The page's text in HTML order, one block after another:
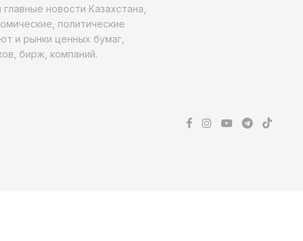
новости Казахстана,
политические
и рынки ценных бумаг,
бирж, компаний.